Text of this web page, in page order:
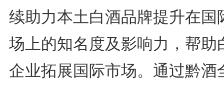
续助力本土白酒品牌提升在国
场上的知名度及影响力，帮助
企业拓展国际市场。通过黔酒